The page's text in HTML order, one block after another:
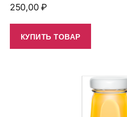
250,00₽
КУПИТЬ ТОВАР